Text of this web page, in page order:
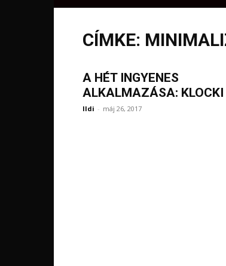
CÍMKE:
A HÉT INGYENES
ALKALMAZÁSA: KLOCKI
Ildi - máj 26, 2017